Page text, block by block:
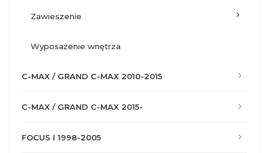
zawieszenie
wyposażenie wnętrza
C-MAX / GRAND C-MAX 2010-2015
C-MAX / GRAND C-MAX 2015-
FOCUS I 1998-2005